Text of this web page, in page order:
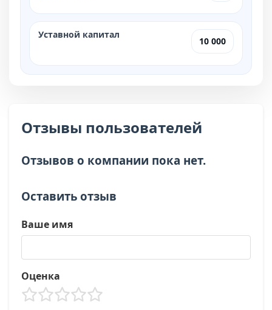
Уставной капитал
10 000
Отзывы пользователей
Отзывов о компании пока нет.
Оставить отзыв
Ваше имя
Оценка